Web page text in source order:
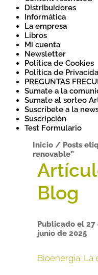
Distribuidores
Informática
La empresa
Libros
Mi cuenta
Newsletter
Política de Cookies
Política de
PREGUNTAS
Sumate a la
Sumate al sorteo
Suscríbete a la
Suscripción
Test Formulario
Inicio / Posts
renovable”
Publicado el 27
junio de 2025
Bioenergía: La